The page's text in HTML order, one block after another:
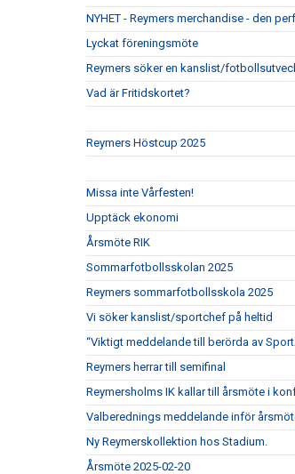
NYHET - Reymers merchandise - den
Lyckat föreningsmöte
Reymers söker en kanslist/
Vad är Fritidskortet?
Reymers Höstcup 2025
Missa inte Vårfesten!
Upptäck ekonomi
Årsmöte RIK
Sommarfotbollsskolan 2025
Reymers sommarfotbollsskola 2025
Vi söker kanslist/sportchef på heltid
“Viktigt meddelande till berörda av
Reymers herrar till semifinal
Reymersholms IK kallar till årsmöte i
Valberednings meddelande inför
Ny Reymerskollektion hos Stadium.
Årsmöte 2025-02-20